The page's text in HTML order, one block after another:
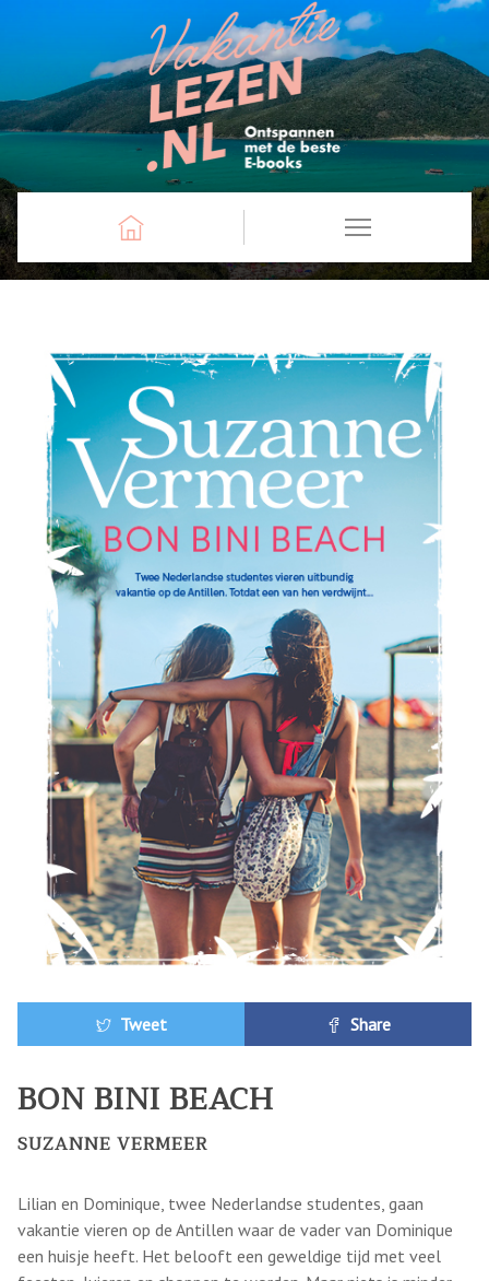
Tweet Share
BON BINI BEACH
SUZANNE VERMEER
Lilian en Dominique, twee Nederlandse studentes, gaan
vakantie vieren op de Antillen waar de vader van Dominique
een huisje heeft. Het belooft een geweldige tijd met veel